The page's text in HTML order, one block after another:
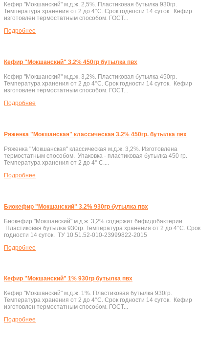
Кефир "Мокшанский" м.д.ж. 2,5%. Пластиковая бутылка 930гр.
Температура хранения от 2 до 4°C. Срок годности 14 суток. Кефир
изготовлен термостатным способом. ГОСТ...
Подробнеe
Кефир "Мокшанский" 3.2% 450гр бутылка пвх
Кефир "Мокшанский" м.д.ж. 3,2%. Пластиковая бутылка 450гр.
Температура хранения от 2 до 4°C. Срок годности 14 суток. Кефир
изготовлен термостатным способом. ГОСТ...
Подробнеe
Ряженка "Мокшанская" классическая 3.2% 450гр. бутылка пвх
Ряженка "Мокшанская" классическая м.д.ж. 3,2%. Изготовлена
термостатным способом. Упаковка - пластиковая бутылка 450 гр.
Температура хранения от 2 до 4° C....
Подробнеe
Биокефир "Мокшанский" 3.2% 930гр бутылка пвх
Биокефир "Мокшанский" м.д.ж. 3,2% содержит бифидобактерии.
Пластиковая бутылка 930гр. Температура хранения от 2 до 4°C. Срок
годности 14 суток. ТУ 10.51.52-010-23999822-2015
Подробнеe
Кефир "Мокшанский" 1% 930гр бутылка пвх
Кефир "Мокшанский" м.д.ж. 1%. Пластиковая бутылка 930гр.
Температура хранения от 2 до 4°C. Срок годности 14 суток. Кефир
изготовлен термостатным способом. ГОСТ...
Подробнеe